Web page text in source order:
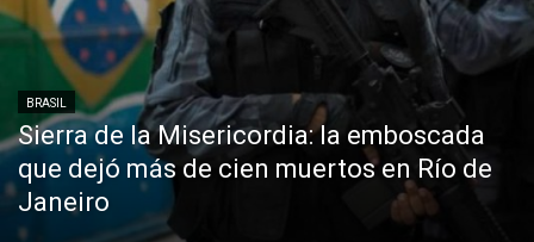
BRASIL
Sierra de la Misericordia: la emboscada
que dejó más de cien muertos en Río de
Janeiro